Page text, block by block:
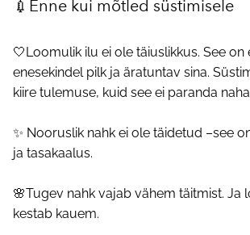
💉Enne kui mõtled süstimisele
🤍Loomulik ilu ei ole täiuslikkus. See on
enesekindel pilk ja äratuntav sina.
kiire tulemuse, kuid see ei paranda
✨ Nooruslik nahk ei ole täidetud –see
ja tasakaalus.
🌸Tugev nahk vajab vähem täitmist. Ja
kestab kauem.